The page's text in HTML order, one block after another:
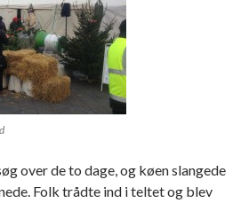
over de to dage, og køen slangede
Folk trådte ind i teltet og blev